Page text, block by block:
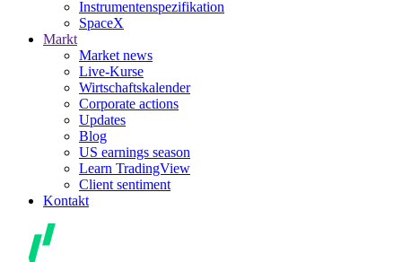
Instrumentenspezifikation
SpaceX
Markt
Market news
Live-Kurse
Wirtschaftskalender
Corporate actions
Updates
Blog
US earnings season
Learn TradingView
Client sentiment
Kontakt